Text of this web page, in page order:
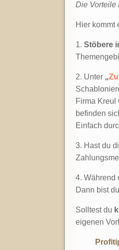
Die Vorteile
Hier kommt
1. Stöbere
2. Unter„
Firma Kreul
befinden
Einfach
3. Hast du
4. Während
Dann bist
Solltest du
eigenen